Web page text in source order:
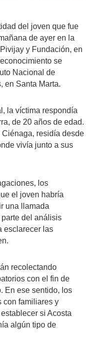
del joven que fue
de ayer en la
y Fundación, en
se
Nacional de
en Santa Marta.
la víctima respondía
de 20 años de edad.
residía desde
vivía junto a sus
los
el joven habría
una llamada
del análisis
esclarecer las
recolectando
con el fin de
En ese sentido, los
con familiares y
si Acosta
algún tipo de